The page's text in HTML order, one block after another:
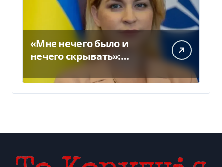
«Мне нечего было и
нечего скрывать»:
Стефанишина
прокомментировала
новое подозрение